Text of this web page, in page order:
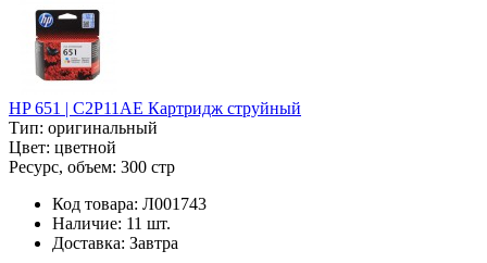
HP 651 | C2P11AE Картридж струйный
Тип: оригинальный
Цвет: цветной
Ресурс, объем: 300 стр
Код товара: Л001743
Наличие: 11 шт.
Доставка: Завтра